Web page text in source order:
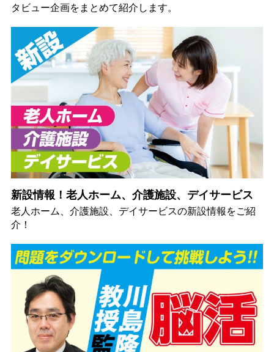
タビュー企画をまとめて紹介します。
新設情報！老人ホーム、介護施設、デイサービス
老人ホーム、介護施設、デイサービスの新設情報をご紹
介！